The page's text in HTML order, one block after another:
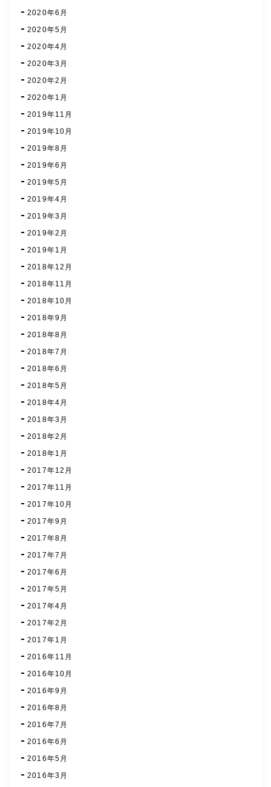
2020年6月
2020年5月
2020年4月
2020年3月
2020年2月
2020年1月
2019年11月
2019年10月
2019年8月
2019年6月
2019年5月
2019年4月
2019年3月
2019年2月
2019年1月
2018年12月
2018年11月
2018年10月
2018年9月
2018年8月
2018年7月
2018年6月
2018年5月
2018年4月
2018年3月
2018年2月
2018年1月
2017年12月
2017年11月
2017年10月
2017年9月
2017年8月
2017年7月
2017年6月
2017年5月
2017年4月
2017年2月
2017年1月
2016年11月
2016年10月
2016年9月
2016年8月
2016年7月
2016年6月
2016年5月
2016年3月